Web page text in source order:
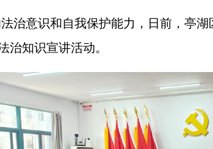
治意识和自我保护能力，日前，亭
治知识宣讲活动。